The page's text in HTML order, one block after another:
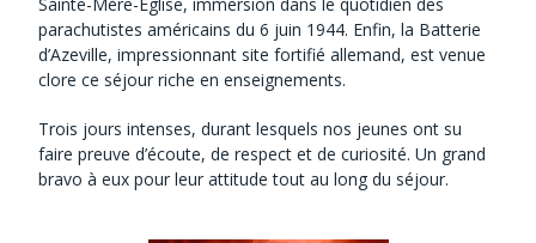
Sainte-Mère-Église, immersion dans le quotidien des
parachutistes américains du 6 juin 1944. Enfin, la Batterie
d’Azeville, impressionnant site fortifié allemand, est venue
clore ce séjour riche en enseignements.
Trois jours intenses, durant lesquels nos jeunes ont su
faire preuve d’écoute, de respect et de curiosité. Un grand
bravo à eux pour leur attitude tout au long du séjour.